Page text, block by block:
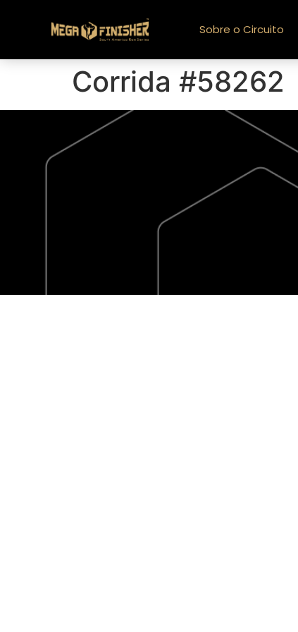
Sobre o Circuito
Corrida #58262